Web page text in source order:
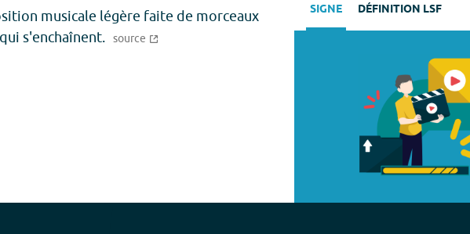
musicale légère faite de morceaux
s'enchaînent. source
SIGNE DÉFINITION LSF